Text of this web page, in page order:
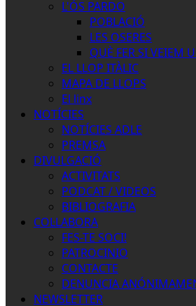
L'ÓS PARDO
POBLACIÓ
LES OSERES
QUÈ FER SI VEIEM
EL LLOP ITÀLIC
MAPA DE LLOPS
El linx
NOTÍCIES
NOTÍCIES ADLE
PREMSA
DIVULGACIÓ
ACTIVITATS
PODCAT / VIDEOS
BIBLIOGRAFIA
COL·LABORA
FES-TE SOCI!
PATROCINIO
CONTACTE
DENUNCIA
NEWSLETTER